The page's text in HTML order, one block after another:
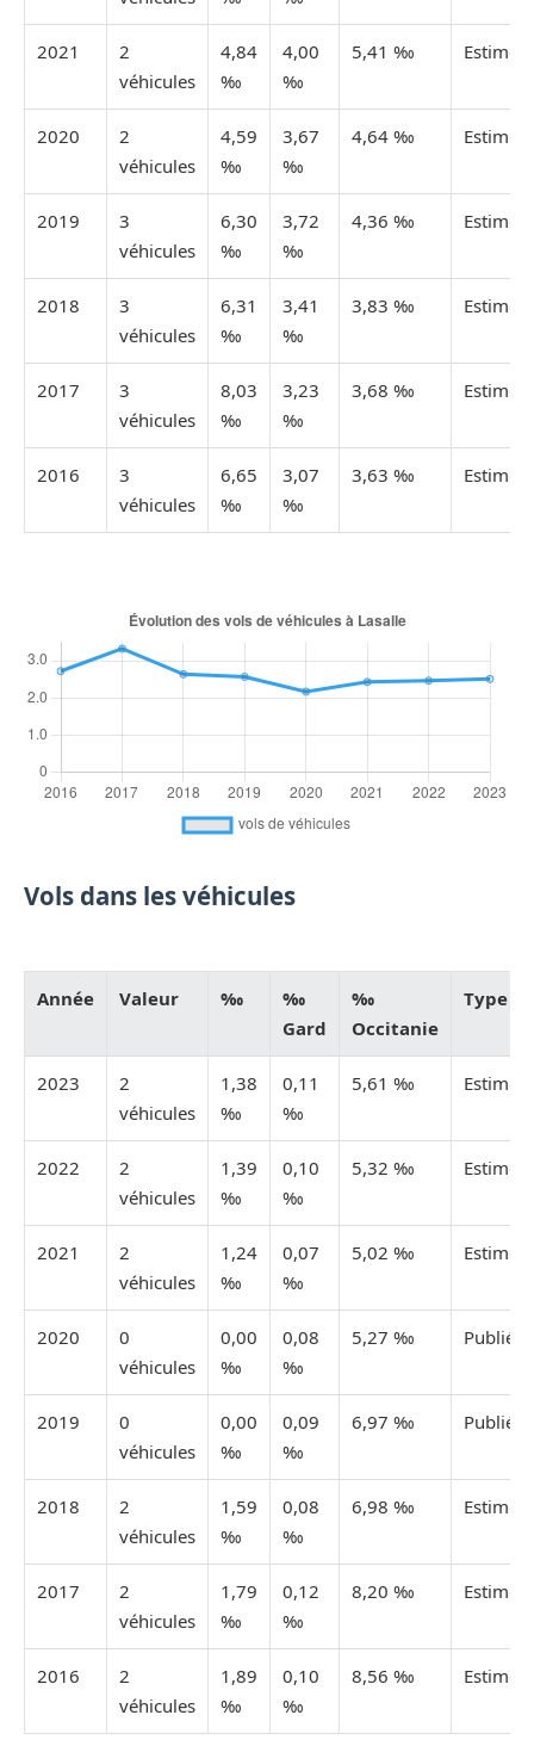
2021
2
véhicules
4,84
‰
4,00
‰
5,41 ‰ Estimée
2020
2
véhicules
4,59
‰
3,67
‰
4,64 ‰ Estimée
2019
3
véhicules
6,30
‰
3,72
‰
4,36 ‰ Estimée
2018
3
véhicules
6,31
‰
3,41
‰
3,83 ‰ Estimée
2017
3
véhicules
8,03
‰
3,23
‰
3,68 ‰ Estimée
2016
3
véhicules
6,65
‰
3,07
‰
3,63 ‰ Estimée
Vols dans les véhicules
Année Valeur ‰
‰
Gard
‰
Occitanie
Type
2023
2
véhicules
1,38
‰
0,11
‰
5,61 ‰ Estimée
2022
2
véhicules
1,39
‰
0,10
‰
5,32 ‰ Estimée
2021
2
véhicules
1,24
‰
0,07
‰
5,02 ‰ Estimée
2020
0
véhicules
0,00
‰
0,08
‰
5,27 ‰ Publiée
2019
0
véhicules
0,00
‰
0,09
‰
6,97 ‰ Publiée
2018
2
véhicules
1,59
‰
0,08
‰
6,98 ‰ Estimée
2017
2
véhicules
1,79
‰
0,12
‰
8,20 ‰ Estimée
2016
2
véhicules
1,89
‰
0,10
‰
8,56 ‰ Estimée